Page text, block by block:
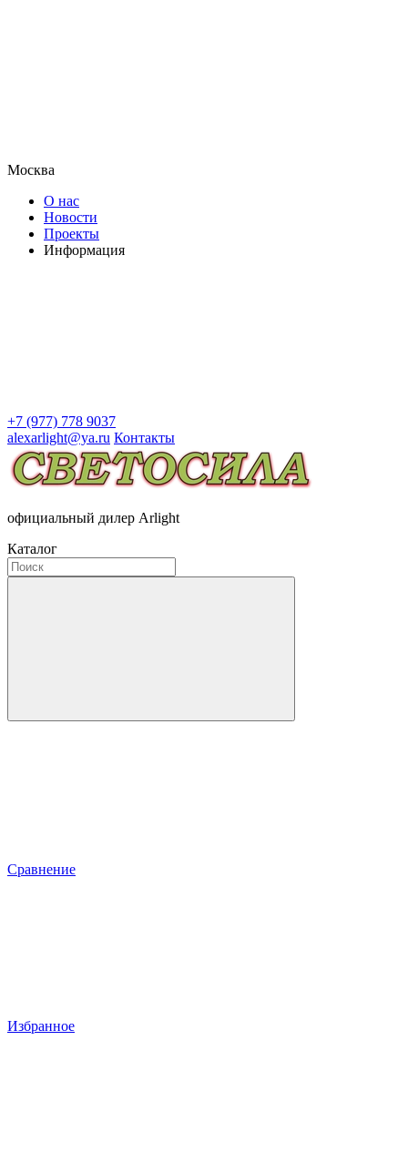
Москва
О нас
Новости
Проекты
Информация
+7 (977) 778 9037
alexarlight@ya.ru Контакты
официальный дилер Arlight
Каталог
Сравнение
Избранное